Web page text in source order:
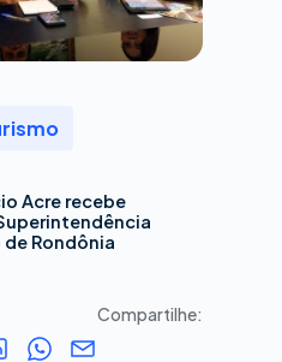
Acre recebe
Rondônia
Compartilhe: